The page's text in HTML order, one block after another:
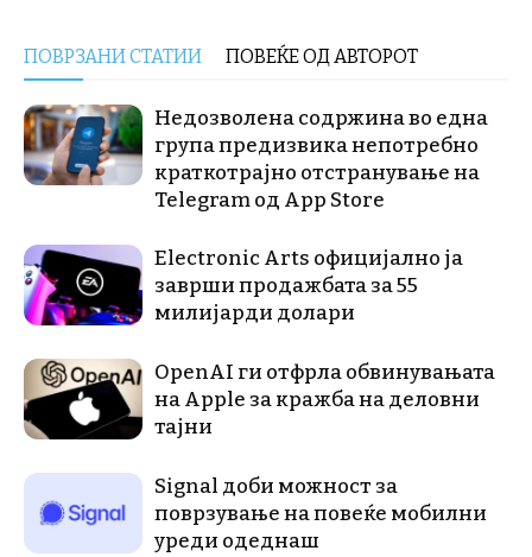
ПОВРЗАНИ СТАТИИ ПОВЕЌЕ ОД АВТОРОТ
Недозволена содржина во една
група предизвика непотребно
краткотрајно отстранување на
Telegram од App Store
Electronic Arts официјално ја
заврши продажбата за 55
милијарди долари
OpenAI ги отфрла обвинувањата
на Apple за кражба на деловни
тајни
Signal доби можност за
поврзување на повеќе мобилни
уреди одеднаш